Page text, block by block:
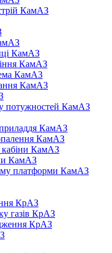
КамАЗ
КамАЗ
КамАЗ
КамАЗ
КамАЗ
потужностей КамАЗ
приладдя КамАЗ
КамАЗ
кабіни КамАЗ
КамАЗ
платформи КамАЗ
КрАЗ
газів КрАЗ
КрАЗ